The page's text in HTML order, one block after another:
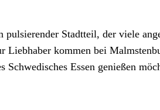
Stadtteil, der viele
Liebhaber kommen bei
Essen genießen